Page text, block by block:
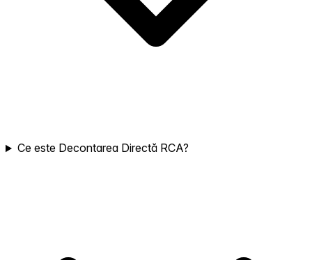
Ce este Decontarea Directă RCA?